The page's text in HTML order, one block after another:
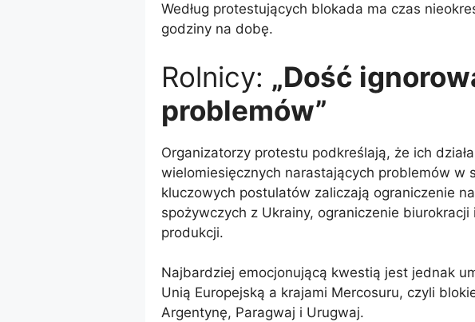
Według protestujących blokada ma czas
godziny na dobę.
Rolnicy: „Dość
problemów”
Organizatorzy protestu podkreślają, że ich
wielomiesięcznych narastających problemów w
kluczowych postulatów zaliczają ograniczenie
spożywczych z Ukrainy, ograniczenie biurokracji
produkcji.
Najbardziej emocjonującą kwestią jest jednak
Unią Europejską a krajami Mercosuru, czyli
Argentynę, Paragwaj i Urugwaj.